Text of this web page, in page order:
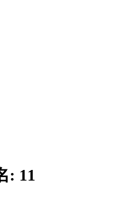
: 11